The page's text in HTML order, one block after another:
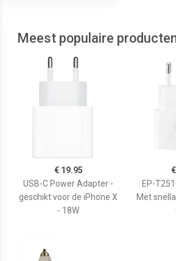
Meest populaire
€ 19.95
USB-C Power Adapter -
geschikt voor de iPhone X
- 18W
EP-
Met